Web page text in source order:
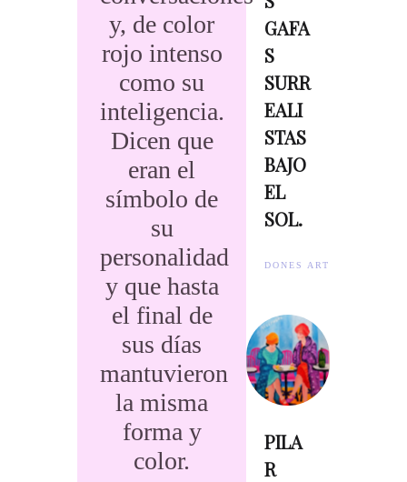
y, de color
rojo intenso
como su
inteligencia.
Dicen que
eran el
símbolo de
su
personalidad
y que hasta
el final de
sus días
mantuvieron
la misma
forma y
color.
GAFA
S
SURR
EALI
STAS
BAJO
EL
SOL.
DONES ARTISTES.
PILA
R